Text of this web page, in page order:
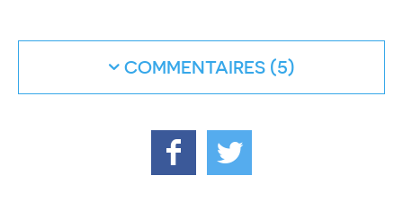
COMMENTAIRES